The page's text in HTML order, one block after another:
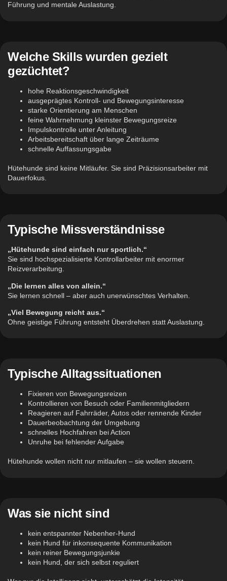
Führung und mentale Auslastung.
Welche Skills wurden gezielt
gezüchtet?
hohe Reaktionsgeschwindigkeit
ausgeprägtes Kontroll- und Bewegungsinteresse
starke Orientierung am Menschen
feine Wahrnehmung kleinster Bewegungsreize
Impulskontrolle unter Anleitung
Arbeitsbereitschaft über lange Zeiträume
schnelle Auffassungsgabe
Hütehunde sind keine Mitläufer. Sie sind Präzisionsarbeiter mit
Dauerfokus.
Typische Missverständnisse
„Hütehunde sind einfach nur sportlich.“
Sie sind hochspezialisierte Kontrollarbeiter mit enormer
Reizverarbeitung.
„Die lernen alles von allein.“
Sie lernen schnell – aber auch unerwünschtes Verhalten.
„Viel Bewegung reicht aus.“
Ohne geistige Führung entsteht Überdrehen statt Auslastung.
Typische Alltagssituationen
Fixieren von Bewegungsreizen
Kontrollieren von Besuch oder Familienmitgliedern
Reagieren auf Fahrräder, Autos oder rennende Kinder
Dauerbeobachtung der Umgebung
schnelles Hochfahren bei Action
Unruhe bei fehlender Aufgabe
Hütehunde wollen nicht nur mitlaufen – sie wollen steuern.
Was sie nicht sind
kein entspannter Nebenher-Hund
kein Hund für inkonsequente Kommunikation
kein reiner Bewegungsjunkie
kein Hund, der sich selbst reguliert